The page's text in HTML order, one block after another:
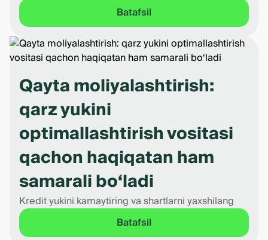
Batafsil
Qayta moliyalashtirish:
qarz yukini
optimallashtirish vositasi
qachon haqiqatan ham
samarali bo‘ladi
Kredit yukini kamaytiring va shartlarni yaxshilang
Batafsil